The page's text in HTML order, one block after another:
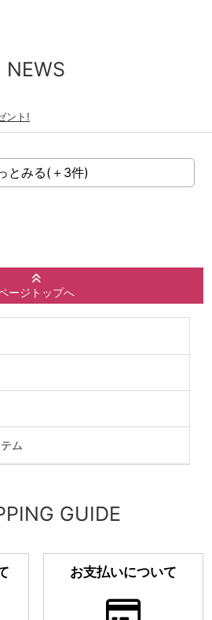
NEWS
ント!
とみる(＋3件)
ージトップへ
ム
GUIDE
お支払いについて